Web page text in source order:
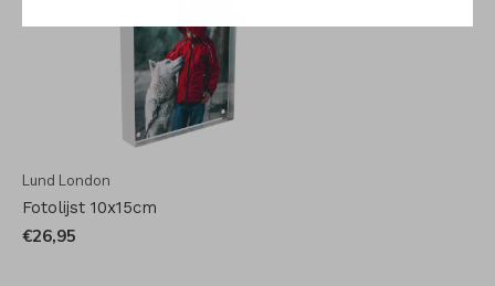
Lund London
Fotolijst 10x15cm
€26,95